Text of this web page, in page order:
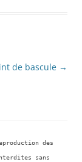
de bascule →
des
sans